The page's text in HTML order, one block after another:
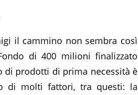
il cammino non sembra così
di 400 milioni finalizzato
di prodotti di prima necessità è
di molti fattori, tra questi: la